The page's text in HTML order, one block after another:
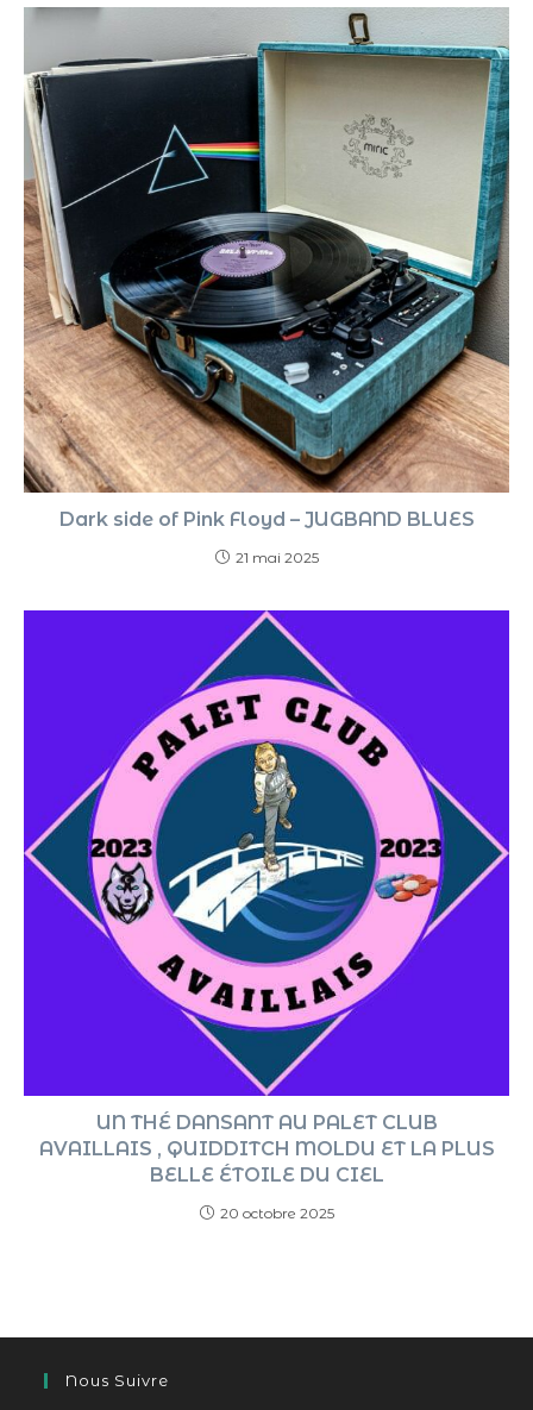
Dark side of Pink Floyd – JUGBAND BLUES
21 mai 2025
UN THÉ DANSANT AU PALET CLUB
AVAILLAIS , QUIDDITCH MOLDU ET LA PLUS
BELLE ÉTOILE DU CIEL
20 octobre 2025
Nous Suivre